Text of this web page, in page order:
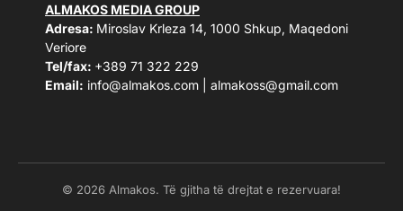
ALMAKOS MEDIA GROUP
Adresa: Miroslav Krleza 14, 1000 Shkup, Maqedoni
Veriore
Tel/fax: +389 71 322 229
Email: info@almakos.com almakoss@gmail.com
© 2026 Almakos. Të gjitha të drejtat e rezervuara!